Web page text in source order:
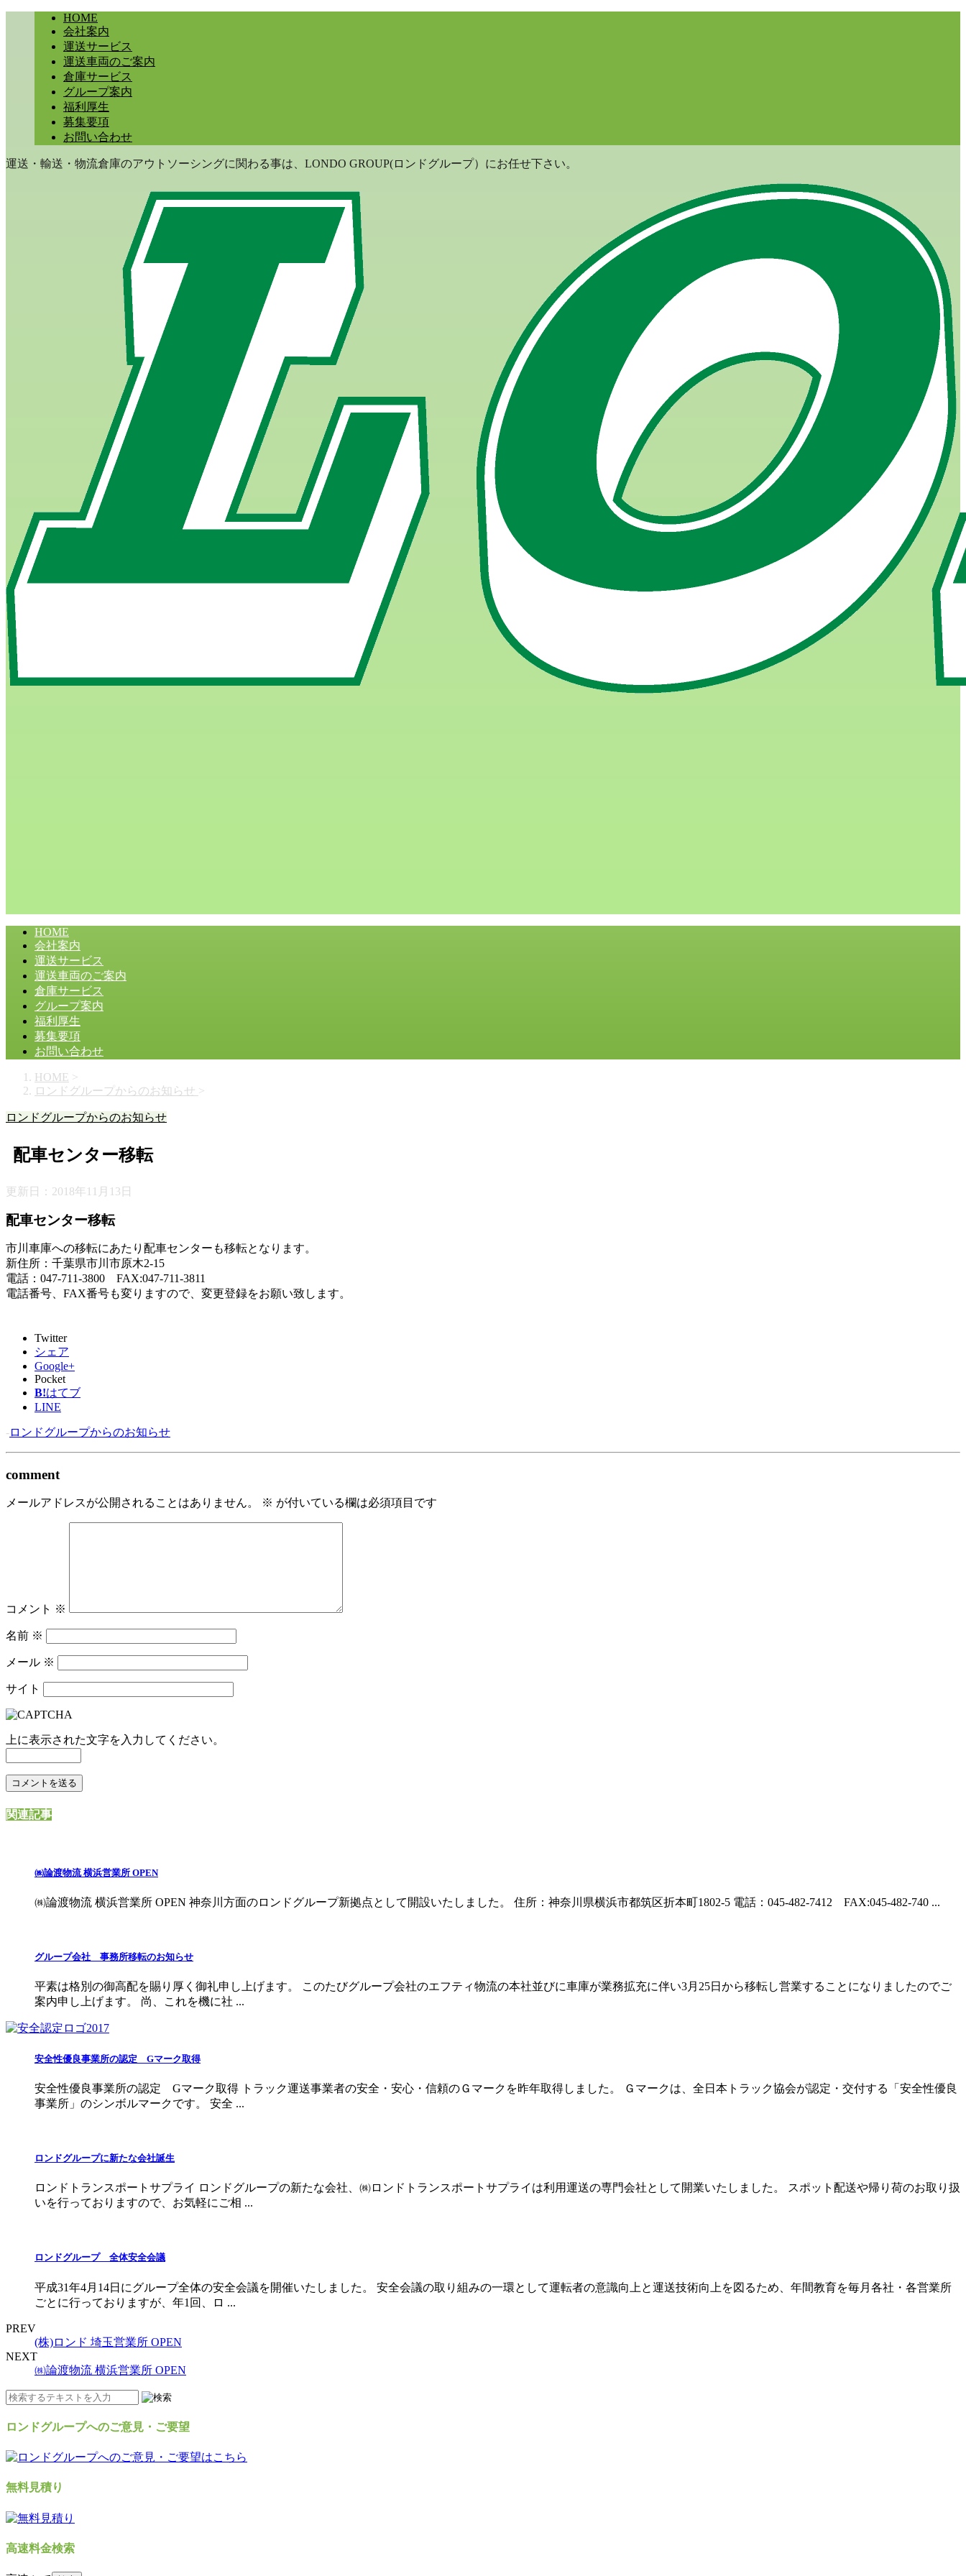
HOME
会社案内
運送サービス
運送車両のご案内
倉庫サービス
グループ案内
福利厚生
募集要項
お問い合わせ
運送・輸送・物流倉庫のアウトソーシングに関わる事は、LONDO GROUP(ロンドグループ）にお任せ下さい。
HOME
会社案内
運送サービス
運送車両のご案内
倉庫サービス
グループ案内
福利厚生
募集要項
お問い合わせ
HOME >
ロンドグループからのお知らせ >
ロンドグループからのお知らせ
配車センター移転
更新日： 2018年11月13日
配車センター移転
市川車庫への移転にあたり配車センターも移転となります。
新住所：千葉県市川市原木2-15
電話：047-711-3800 FAX:047-711-3811
電話番号、FAX番号も変りますので、変更登録をお願い致します。
Twitter
シェア
Google+
Pocket
B!はてブ
LINE
-ロンドグループからのお知らせ
comment
メールアドレスが公開されることはありません。 ※ が付いている欄は必須項目です
コメント ※
名前 ※
メール ※
サイト
上に表示された文字を入力してください。
関連記事
㈱論渡物流 横浜営業所 OPEN
㈱論渡物流 横浜営業所 OPEN 神奈川方面のロンドグループ新拠点として開設いたしました。 住所：神奈川県横浜市都筑区折本町1802-5 電話：045-482-7412 FAX:045-482-740 ...
グループ会社 事務所移転のお知らせ
平素は格別の御高配を賜り厚く御礼申し上げます。 このたびグループ会社のエフティ物流の本社並びに車庫が業務拡充に伴い3月25日から移転し営業することになりましたのでご
案内申し上げます。 尚、これを機に社 ...
安全性優良事業所の認定 Gマーク取得
安全性優良事業所の認定 Gマーク取得 トラック運送事業者の安全・安心・信頼のＧマークを昨年取得しました。 Ｇマークは、全日本トラック協会が認定・交付する「安全性優良
事業所」のシンボルマークです。 安全 ...
ロンドグループに新たな会社誕生
ロンドトランスポートサプライ ロンドグループの新たな会社、㈱ロンドトランスポートサプライは利用運送の専門会社として開業いたしました。 スポット配送や帰り荷のお取り扱
いを行っておりますので、お気軽にご相 ...
ロンドグループ 全体安全会議
平成31年4月14日にグループ全体の安全会議を開催いたしました。 安全会議の取り組みの一環として運転者の意識向上と運送技術向上を図るため、年間教育を毎月各社・各営業所
ごとに行っておりますが、年1回、ロ ...
PREV
(株)ロンド 埼玉営業所 OPEN
NEXT
㈱論渡物流 横浜営業所 OPEN
ロンドグループへのご意見・ご要望
無料見積り
高速料金検索